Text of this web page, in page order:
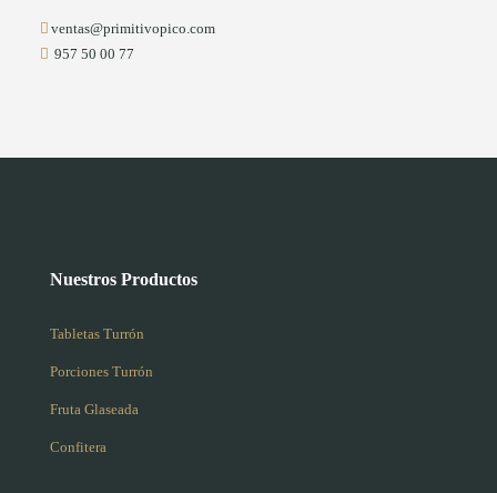
ventas@primitivopico.com
957 50 00 77
Nuestros Productos
Tabletas Turrón
Porciones Turrón
Fruta Glaseada
Confitera